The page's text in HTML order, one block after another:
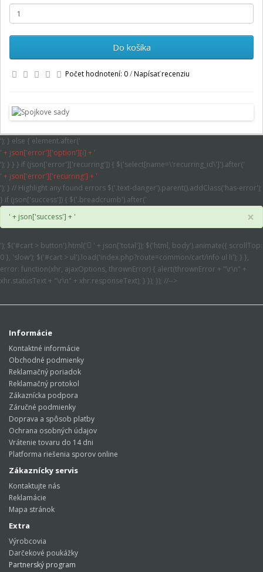
Do košíka
Počet hodnotení: 0/Napísať recenziu
'); } else { element.after('
' + json['error']['option'][i] + '
'); } } } if (json['error']['recurring']) { $('select[name=\'recurring_id\']').after('
' + json['error']['recurring'] + '
'); } // Highlight any found errors $('.text-danger').parent().addClass('has-error');
} if (json['success']) { $('.breadcrumb').after('
' + json['success'] + '
×
'); $('#cart > button').html('
' + json['total']); $('html, body').animate({ scrollTop:
0 }, 'slow'); $('#cart > ul').load('index.php?route=common/cart/info ul li'); } },
error: function(xhr, ajaxOptions, thrownError) { alert(thrownError + "\r\n" +
xhr.statusText + "\r\n" + xhr.responseText); } }); }); //-->
Informácie
Kontaktné informácie
Obchodné podmienky
Reklamačný poriadok
Reklamačný protokol
Zákaznícka podpora
Záručné podmienky
Doprava a spôsob platby
Ochrana osobných údajov
Vrátenie tovaru do 14 dni
Platforma riešenia sporov online
Zákaznícky servis
Kontaktujte nás
Reklamácie
Mapa stránok
Extra
Výrobcovia
Darčekové poukážky
Partnerský program